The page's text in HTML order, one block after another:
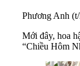
Phương Anh
Mới đây, hoa
“Chiều Hôm